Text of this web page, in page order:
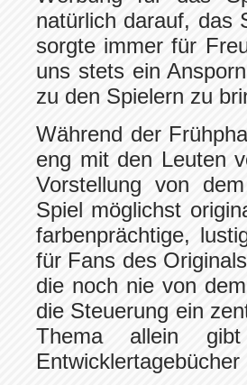
natürlich darauf, das
sorgte immer für
uns stets ein
zu den Spielern zu
Während der
eng mit den Leuten
Vorstellung von
Spiel möglichst
farbenprächtige,
für Fans des
die noch nie von
die Steuerung ein
Thema allein
Entwicklertagebücher